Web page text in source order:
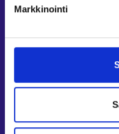
Markkinointi
Asiointi- ja Oma
Muualla verkossa
Työ- ja